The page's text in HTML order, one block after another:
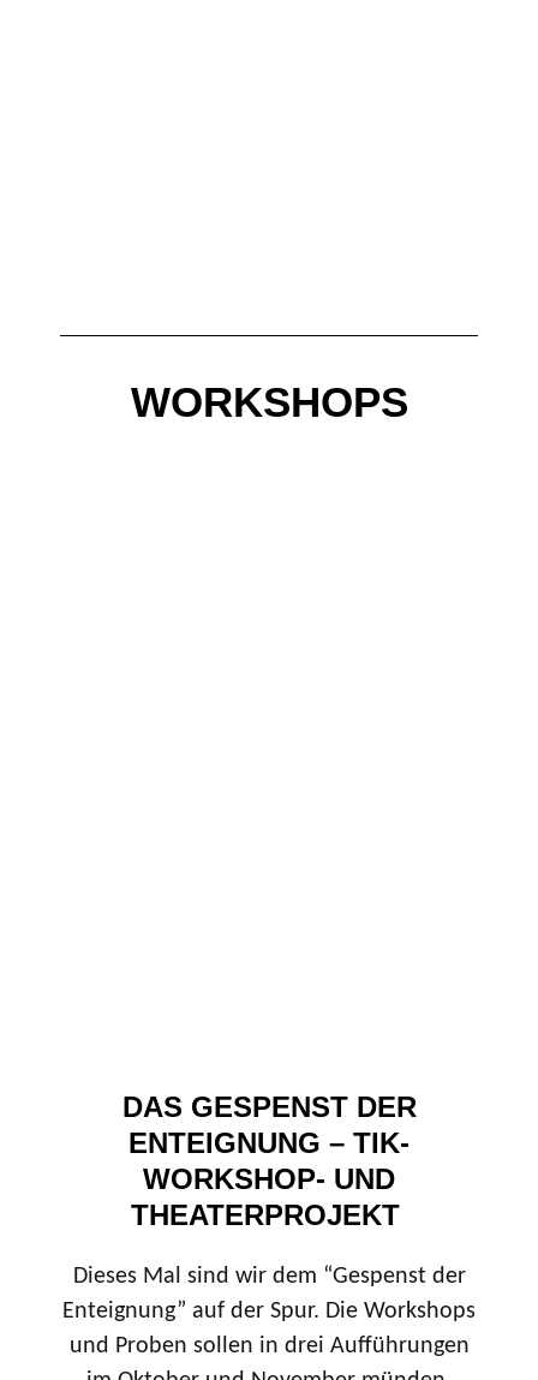
WORKSHOPS
DAS GESPENST DER
ENTEIGNUNG – TIK-
WORKSHOP- UND
THEATERPROJEKT
Dieses Mal sind wir dem “Gespenst der
Enteignung” auf der Spur. Die Workshops
und Proben sollen in drei Aufführungen